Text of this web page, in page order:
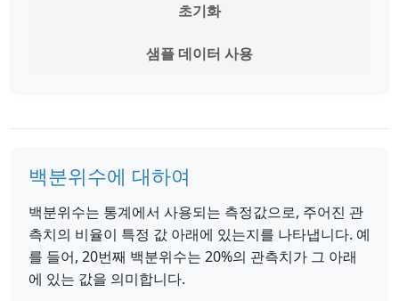
초기화
샘플 데이터 사용
백분위수에 대하여
백분위수는 통계에서 사용되는 측정값으로, 주어진 관
측치의 비율이 특정 값 아래에 있는지를 나타냅니다. 예
를 들어, 20번째 백분위수는 20%의 관측치가 그 아래
에 있는 값을 의미합니다.